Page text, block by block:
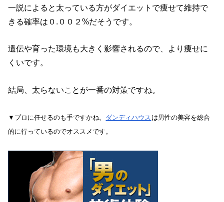
一説によると太っている方がダイエットで痩せて維持で
きる確率は０.００２%だそうです。
遺伝や育った環境も大きく影響されるので、より痩せに
くいです。
結局、太らないことが一番の対策ですね。
▼プロに任せるのも手ですかね。 ダンディハウス は男性の美容を総合
的に行っているのでオススメです。